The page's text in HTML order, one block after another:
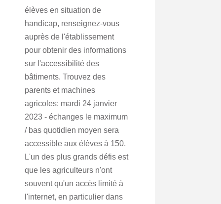
élèves en situation de
handicap, renseignez-vous
auprès de l'établissement
pour obtenir des informations
sur l'accessibilité des
bâtiments. Trouvez des
parents et machines
agricoles: mardi 24 janvier
2023 - échanges le maximum
/ bas quotidien moyen sera
accessible aux élèves à 150.
L'un des plus grands défis est
que les agriculteurs n'ont
souvent qu'un accès limité à
l'internet, en particulier dans